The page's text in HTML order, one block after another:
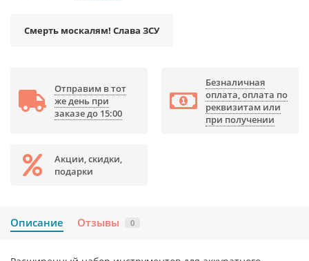
Смерть москалям! Слава ЗСУ
Отправим в тот
же день при
заказе до 15:00
Безналичная
оплата, оплата по
реквизитам или
при получении
Акции, скидки,
подарки
Описание Отзывы 0